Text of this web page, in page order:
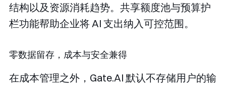
结构以及资源消耗趋势。共享额度池与预算护
栏功能帮助企业将 AI 支出纳入可控范围。
零数据留存，成本与安全兼得
在成本管理之外，Gate.AI 默认不存储用户的输